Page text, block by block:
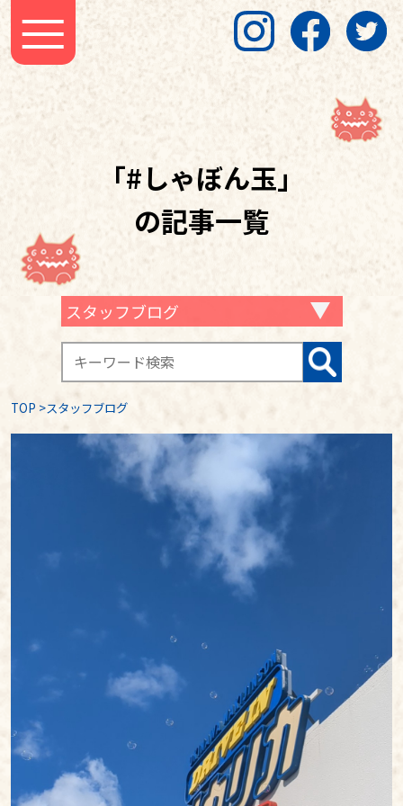
「#しゃぼん玉」
の記事一覧
スタッフブログ
TOP >スタッフブログ